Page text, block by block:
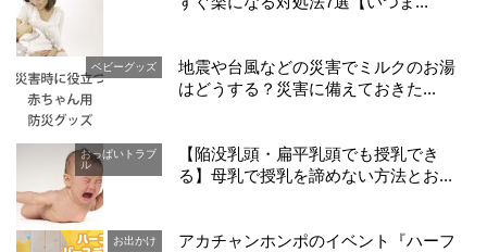
ベビーグッズ
地震や台風などの災害でミルクのお湯
はどうする？災害に備えておきた...
おっぱいトラブ
ル
【陥没乳頭・扁平乳頭でも授乳でき
る】母乳で授乳を諦めない方法とお...
お出かけ
アカチャンホンポのイベント『ハーフ